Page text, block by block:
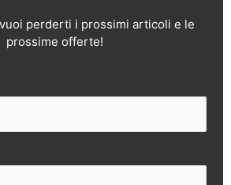
perderti i prossimi articoli e le
prossime offerte!